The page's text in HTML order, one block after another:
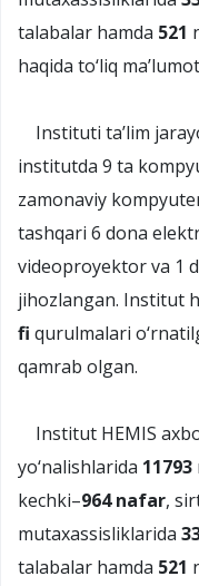
talabalar hamda 521
haqida to‘liq
Instituti ta’lim
institutda 9 ta
zamonaviy
tashqari 6 dona
videoproyektor va 1
jihozlangan. Institut
fi qurulmalari
qamrab olgan.
Institut HEMIS
yo‘nalishlarida 11793
kechki–964 nafar,
mutaxassisliklarida
talabalar hamda 521